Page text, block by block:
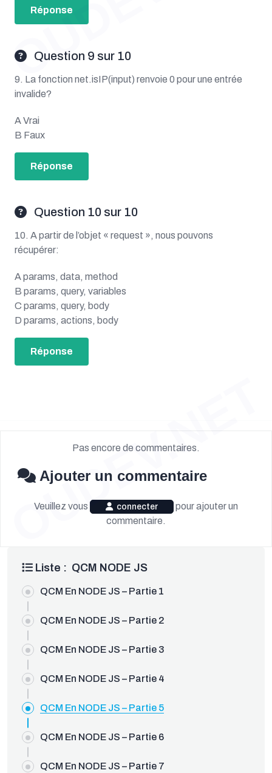
Réponse
Question 9 sur 10
9. La fonction net.isIP(input) renvoie 0 pour une entrée
invalide?
A Vrai
B Faux
Réponse
Question 10 sur 10
10. A partir de l’objet « request », nous pouvons
récupérer:
A params, data, method
B params, query, variables
C params, query, body
D params, actions, body
Réponse
Pas encore de commentaires.
Ajouter un commentaire
Veuillez vous connecter
pour ajouter un
commentaire.
OUDEV.NET
Liste : QCM NODE JS
QCM En NODE JS – Partie 1
QCM En NODE JS – Partie 2
QCM En NODE JS – Partie 3
QCM En NODE JS – Partie 4
QCM En NODE JS – Partie 5
QCM En NODE JS – Partie 6
QCM En NODE JS – Partie 7